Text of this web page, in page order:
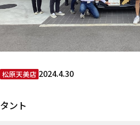
松原天美店 2024.4.30
タント